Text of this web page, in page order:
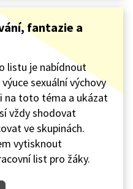
fantazie a
listu je nabídnout
sexuální výchovy
na toto téma a ukázat
vždy shodovat
ve skupinách.
vytisknout
list pro žáky.